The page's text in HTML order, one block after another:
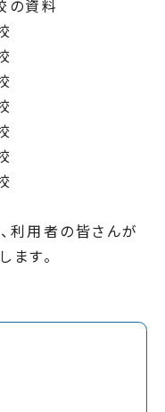
の資料
利用者の皆さんが
ます。